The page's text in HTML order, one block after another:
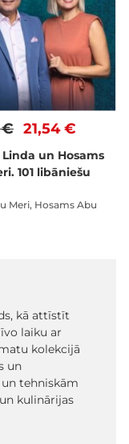
21,54 €
€
un Hosams
101 libāniešu
Meri, Hosams Abu
kā attīstīt
laiku ar
kolekcijā
un
tehniskām
kulinārijas